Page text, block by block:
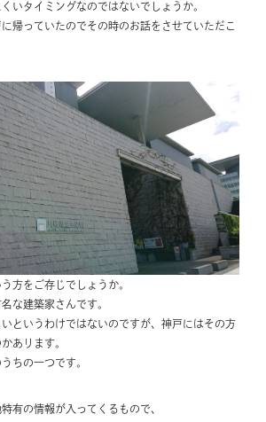
いタイミングなのではないでしょうか。
帰っていたのでその時のお話をさせていただこ
方をご存じでしょうか。
な建築家さんです。
というわけではないのですが、神戸にはその方
あります。
ちの一つです。
有の情報が入ってくるもので、